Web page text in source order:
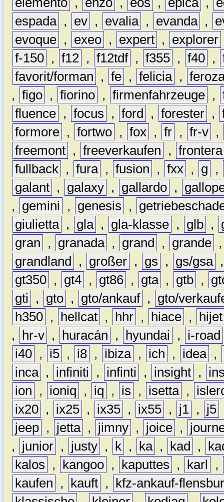
espada , ev , evalia , evanda ,
evoque , exeo , expert , explorer
f-150 , f12 , f12tdf , f355 , f40 ,
favorit/forman
, fe , felicia ,
, figo , fiorino , firmenfahrzeuge ,
fluence , focus , ford , forester ,
formore , fortwo , fox , fr , fr-v ,
freemont , freeverkaufen , frontera
fullback , fura , fusion , fxx , g
,
galant , galaxy , gallardo ,
,
gemini , genesis ,
giulietta , gla , gla-klasse , glb ,
gran
, granada , grand , grande
grandland
, großer , gs , gs/gsa
gt350 , gt4 , gt86 , gta , gtb ,
gti
, gto , gto/ankauf ,
gto/
h350 , hellcat , hhr , hiace ,
hijet
,
hr-v , huracán , hyundai ,
i-road
i40 , i5 , i8 , ibiza , ich , idea ,
inca , infiniti , infinti , insight ,
ion
, ioniq , iq , is , isetta ,
ix20 , ix25 , ix35 , ix55 , j1 , j5
jeep , jetta , jimny , joice ,
,
junior , justy , k , ka , kad ,
kalos
, kangoo , kaputtes , karl
,
kaufen
, kauft ,
kfz-ankauf-